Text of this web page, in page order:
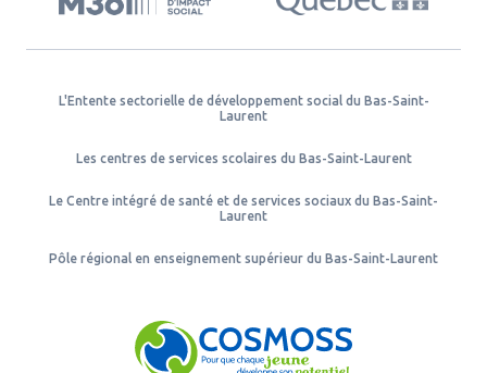
L'Entente sectorielle de développement social du Bas-Saint-
Laurent
Les centres de services scolaires du Bas-Saint-Laurent
Le Centre intégré de santé et de services sociaux du Bas-Saint-
Laurent
Pôle régional en enseignement supérieur du Bas-Saint-Laurent